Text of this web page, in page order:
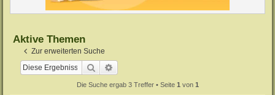
Aktive Themen
Zur erweiterten Suche
Suche
Die Suche ergab 3 Treffer • Seite 1 von 1